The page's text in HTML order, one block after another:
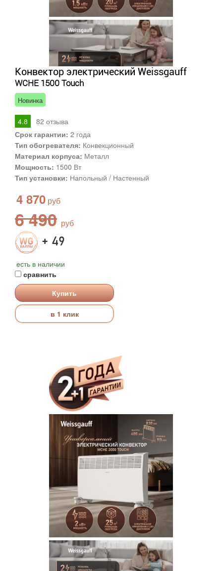
Конвектор электрический Weissgauff
WCHE 1500 Touch
Новинка
4.8 82 отзыва
Срок гарантии: 2 года
Тип обогревателя: Конвекционный
Материал корпуса: Металл
Мощность: 1500 Вт
Тип установки: Напольный / Настенный
4 870
6 490
+ 49
есть в наличии
сравнить
Купить
в 1 клик